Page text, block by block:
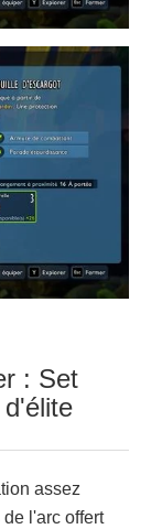
: Set
assez
l'arc offert